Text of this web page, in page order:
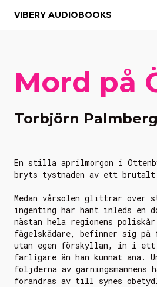
VIBERY AUDIOBOOKS
Mord på
Torbjörn Palmberg
En stilla aprilmorgon i
bryts tystnaden av ett brutalt
Medan vårsolen glittrar över
ingenting har hänt inleds en
nästan hela regionens
fågelskådare, befinner sig
utan egen förskyllan, in i ett
farligare än han kunnat ana.
följderna av
förändras av till synes